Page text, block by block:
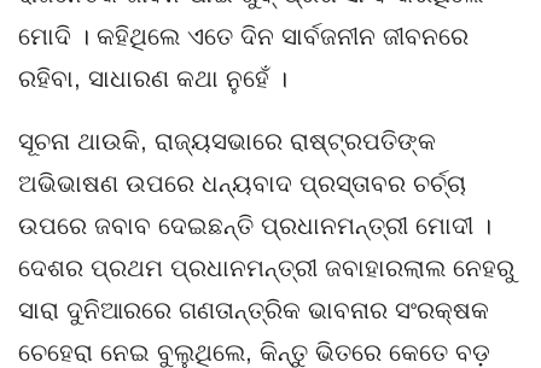
ମୋଦି । କହିଥିଲେ ଏତେ ଦିନ ସାର୍ବଜନୀନ ଜୀବନରେ
ରହିବା, ସାଧାରଣ କଥା ନୁହେଁ ।
ସୂଚନା ଥାଉକି, ରାଜ୍ୟସଭାରେ ରାଷ୍ଟ୍ରପତିଙ୍କ
ଅଭିଭାଷଣ ଉପରେ ଧନ୍ୟବାଦ ପ୍ରସ୍ତାବର ଚର୍ଚ୍ଚା
ଉପରେ ଜବାବ ଦେଇଛନ୍ତି ପ୍ରଧାନମନ୍ତ୍ରୀ ମୋଦୀ ।
ଦେଶର ପ୍ରଥମ ପ୍ରଧାନମନ୍ତ୍ରୀ ଜବାହାରଲାଲ ନେହରୁ
ସାରା ଦୁନିଆରରେ ଗଣତାନ୍ତ୍ରିକ ଭାବନାର ସଂରକ୍ଷକ
ଚେହେରା ନେଇ ବୁଲୁଥିଲେ, କିନ୍ତୁ ଭିତରେ କେତେ ବଡ଼